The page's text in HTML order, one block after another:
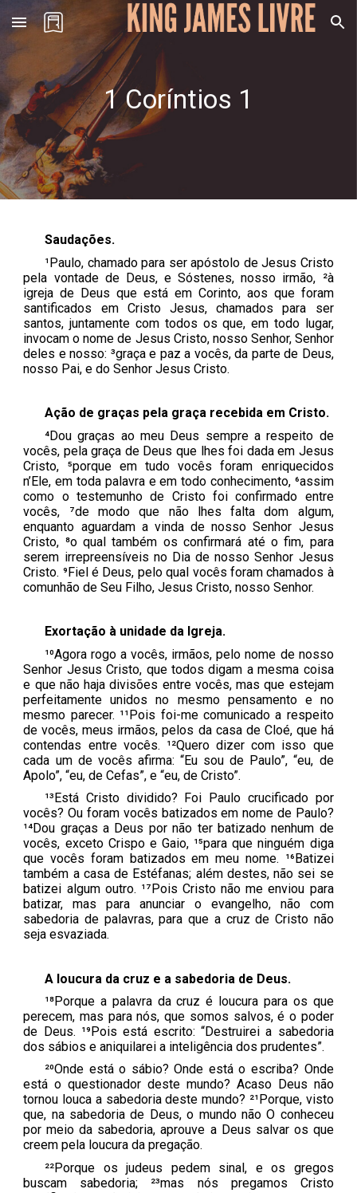
Skip to main content Skip to navigation
1 Coríntios 1
Saudações.
¹Paulo, chamado para ser apóstolo de Jesus Cristo
pela vontade de Deus, e Sóstenes, nosso irmão, ²à
igreja de Deus que está em Corinto, aos que foram
santificados em Cristo Jesus, chamados para ser
santos, juntamente com todos os que, em todo lugar,
invocam o nome de Jesus Cristo, nosso Senhor, Senhor
deles e nosso: ³graça e paz a vocês, da parte de Deus,
nosso Pai, e do Senhor Jesus Cristo.
Ação de graças pela graça recebida em Cristo.
⁴Dou graças ao meu Deus sempre a respeito de
vocês, pela graça de Deus que lhes foi dada em Jesus
Cristo, ⁵porque em tudo vocês foram enriquecidos
n’Ele, em toda palavra e em todo conhecimento, ⁶assim
como o testemunho de Cristo foi confirmado entre
vocês, ⁷de modo que não lhes falta dom algum,
enquanto aguardam a vinda de nosso Senhor Jesus
Cristo, ⁸o qual também os confirmará até o fim, para
serem irrepreensíveis no Dia de nosso Senhor Jesus
Cristo. ⁹Fiel é Deus, pelo qual vocês foram chamados à
comunhão de Seu Filho, Jesus Cristo, nosso Senhor.
Exortação à unidade da Igreja.
¹⁰Agora rogo a vocês, irmãos, pelo nome de nosso
Senhor Jesus Cristo, que todos digam a mesma coisa
e que não haja divisões entre vocês, mas que estejam
perfeitamente unidos no mesmo pensamento e no
mesmo parecer. ¹¹Pois foi-me comunicado a respeito
de vocês, meus irmãos, pelos da casa de Cloé, que há
contendas entre vocês. ¹²Quero dizer com isso que
cada um de vocês afirma: “Eu sou de Paulo”, “eu, de
Apolo”, “eu, de Cefas”, e “eu, de Cristo”.
¹³Está Cristo dividido? Foi Paulo crucificado por
vocês? Ou foram vocês batizados em nome de Paulo?
¹⁴Dou graças a Deus por não ter batizado nenhum de
vocês, exceto Crispo e Gaio, ¹⁵para que ninguém diga
que vocês foram batizados em meu nome. ¹⁶Batizei
também a casa de Estéfanas; além destes, não sei se
batizei algum outro. ¹⁷Pois Cristo não me enviou para
batizar, mas para anunciar o evangelho, não com
sabedoria de palavras, para que a cruz de Cristo não
seja esvaziada.
A loucura da cruz e a sabedoria de Deus.
¹⁸Porque a palavra da cruz é loucura para os que
perecem, mas para nós, que somos salvos, é o poder
de Deus. ¹⁹Pois está escrito: “Destruirei a sabedoria
dos sábios e aniquilarei a inteligência dos prudentes”.
²⁰Onde está o sábio? Onde está o escriba? Onde
está o questionador deste mundo? Acaso Deus não
tornou louca a sabedoria deste mundo? ²¹Porque, visto
que, na sabedoria de Deus, o mundo não O conheceu
por meio da sabedoria, aprouve a Deus salvar os que
creem pela loucura da pregação.
²²Porque os judeus pedem sinal, e os gregos
buscam sabedoria; ²³mas nós pregamos Cristo